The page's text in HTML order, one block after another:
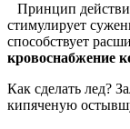
Принцип
стимулирует
способствует
кровоснабжение
Как сделать лед?
кипяченую